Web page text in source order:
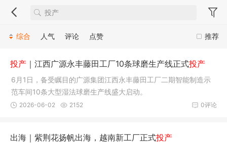
推荐
综合 人气 评论 点赞
投产 ｜江西广源永丰藤田工厂10条球磨生产线正式投产
6月1日，备受瞩目的广源集团江西永丰藤田工厂二期智能制造示
范车间10条大型湿法球磨生产线盛大启动。
0评论
2026-06-02 2152
出海｜紫荆花扬帆出海，越南新工厂正式投产